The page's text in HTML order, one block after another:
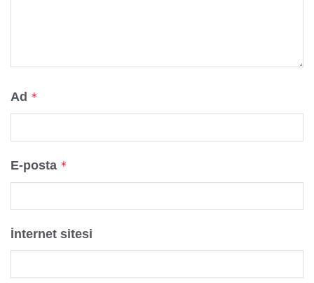
Ad *
E-posta *
İnternet sitesi